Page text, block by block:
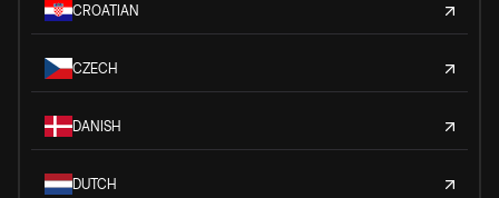
CROATIAN
CZECH
DANISH
DUTCH